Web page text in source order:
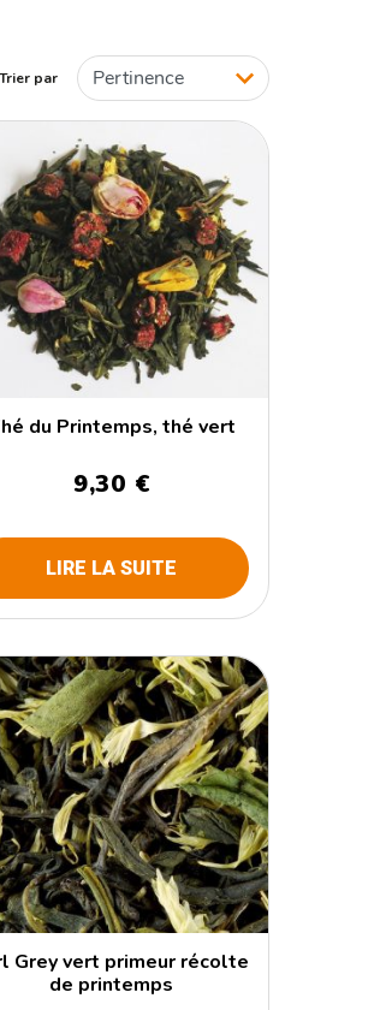
Trier par
du Printemps, thé vert
9,30 €
LIRE LA SUITE
Grey vert primeur récolte
de printemps